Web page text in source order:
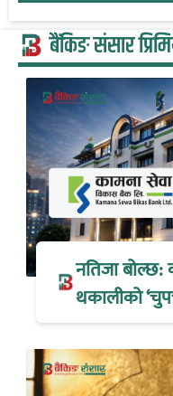
बैंकिङ संसार
नतिजा बोल्छ:
थकालीको